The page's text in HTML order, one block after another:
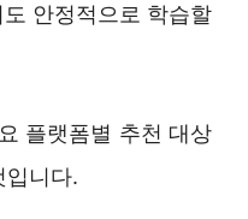
도 안정적으로 학습할
플랫폼별 추천 대상
입니다.